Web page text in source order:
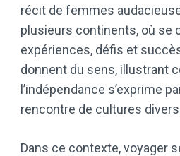
récit de femmes
plusieurs continents, où se
expériences, défis et
donnent du sens, illustrant
l’indépendance s’exprime
rencontre de cultures
Dans ce contexte, voyager